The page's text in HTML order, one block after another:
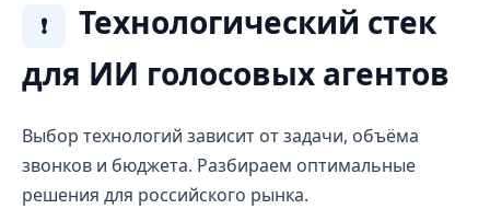
❗
Технологический стек
для ИИ голосовых агентов
Выбор технологий зависит от задачи, объёма
звонков и бюджета. Разбираем оптимальные
решения для российского рынка.